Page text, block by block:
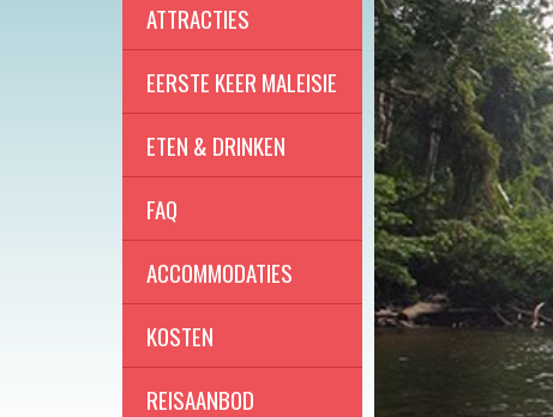
ATTRACTIES
EERSTE KEER MALEISIE
ETEN & DRINKEN
FAQ
ACCOMMODATIES
KOSTEN
REISAANBOD